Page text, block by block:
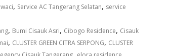
, Service AC Tangerang Selatan, service
, Bumi Cisauk Asri, Cibogo Residence, Cisauk
, CLUSTER GREEN CITRA SERPONG, CLUSTER
,